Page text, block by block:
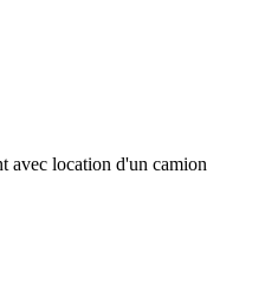
avec location d'un camion